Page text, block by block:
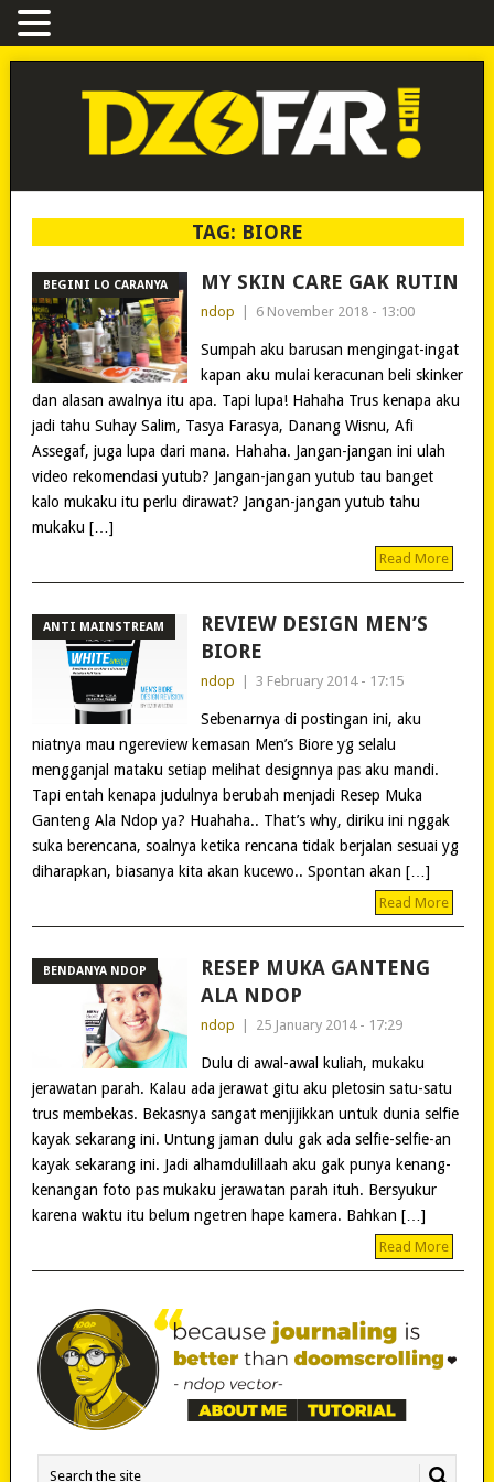
TAG: BIORE
BEGINI LO CARANYA MY SKIN CARE GAK RUTIN
ndop 6 November 2018 - 13:00
Sumpah aku barusan mengingat-ingat
kapan aku mulai keracunan beli skinker
dan alasan awalnya itu apa. Tapi lupa! Hahaha Trus kenapa aku
jadi tahu Suhay Salim, Tasya Farasya, Danang Wisnu, Afi
Assegaf, juga lupa dari mana. Hahaha. Jangan-jangan ini ulah
video rekomendasi yutub? Jangan-jangan yutub tau banget
kalo mukaku itu perlu dirawat? Jangan-jangan yutub tahu
mukaku […]
Read More
ANTI MAINSTREAM
REVIEW DESIGN MEN’S
BIORE
ndop 3 February 2014 - 17:15
Sebenarnya di postingan ini, aku
niatnya mau ngereview kemasan Men’s Biore yg selalu
mengganjal mataku setiap melihat designnya pas aku mandi.
Tapi entah kenapa judulnya berubah menjadi Resep Muka
Ganteng Ala Ndop ya? Huahaha.. That’s why, diriku ini nggak
suka berencana, soalnya ketika rencana tidak berjalan sesuai yg
diharapkan, biasanya kita akan kucewo.. Spontan akan […]
Read More
BENDANYA NDOP
RESEP MUKA GANTENG
ALA NDOP
ndop 25 January 2014 - 17:29
Dulu di awal-awal kuliah, mukaku
jerawatan parah. Kalau ada jerawat gitu aku pletosin satu-satu
trus membekas. Bekasnya sangat menjijikkan untuk dunia selfie
kayak sekarang ini. Untung jaman dulu gak ada selfie-selfie-an
kayak sekarang ini. Jadi alhamdulillaah aku gak punya kenang-
kenangan foto pas mukaku jerawatan parah ituh. Bersyukur
karena waktu itu belum ngetren hape kamera. Bahkan […]
Read More